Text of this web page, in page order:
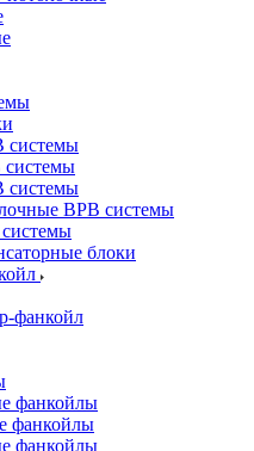
системы
системы
ВРВ системы
блоки
фанкойл
фанкойлы
фанкойлы
фанкойлы